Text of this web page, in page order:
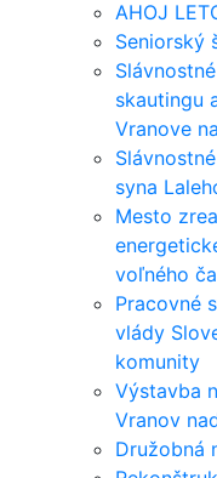
AHOJ
Seniorský
skautingu
Vranove
syna
Mesto
voľného
Pracovné
vlády
komunity
Výstavba
Vranov
Družobná